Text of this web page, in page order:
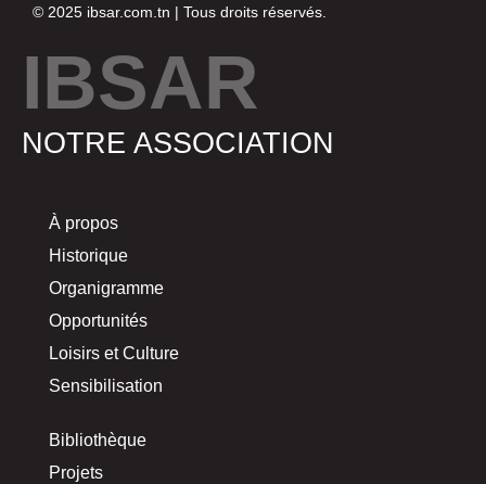
© 2025 ibsar.com.tn | Tous droits réservés.
IBSAR
NOTRE ASSOCIATION
À propos
Historique
Organigramme
Opportunités
Loisirs et Culture
Sensibilisation
Bibliothèque
Projets